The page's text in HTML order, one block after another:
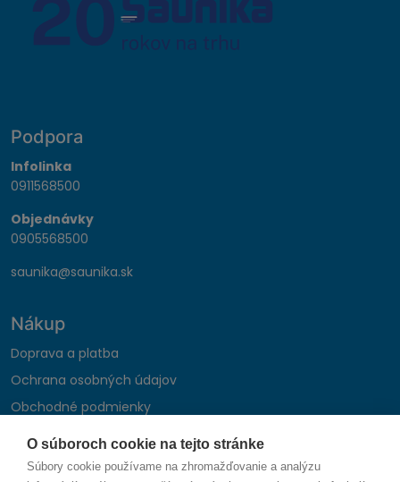
O súboroch cookie na tejto stránke
Súbory cookie používame na zhromažďovanie a analýzu
Podpora
Infolinka
0911568500
Objednávky
0905568500
saunika@saunika.sk
Nákup
Doprava a platba
Ochrana osobných údajov
Obchodné podmienky
Reklamačný poriadok
Montáž autohifi